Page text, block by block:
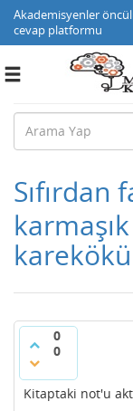
Akademisyenler
cevap platformu
Toggle
Sıfırdan
karmaşık
0
0
Kitaptaki not'u